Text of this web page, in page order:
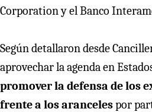
Corporation y el Banco
Según detallaron desde
aprovechar la agenda en
promover la defensa de los
frente a los arancelespor